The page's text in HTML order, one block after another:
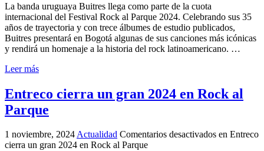
La banda uruguaya Buitres llega como parte de la cuota
internacional del Festival Rock al Parque 2024. Celebrando sus 35
años de trayectoria y con trece álbumes de estudio publicados,
Buitres presentará en Bogotá algunas de sus canciones más icónicas
y rendirá un homenaje a la historia del rock latinoamericano. …
Leer más
Entreco cierra un gran 2024 en Rock al
Parque
1 noviembre, 2024Actualidad Comentarios desactivados en Entreco
cierra un gran 2024 en Rock al Parque